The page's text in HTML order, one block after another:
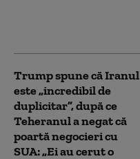
Trump spune că Iranul
este „incredibil de
duplicitar”, după ce
Teheranul a negat că
poartă negocieri cu
SUA: „Ei au cerut o